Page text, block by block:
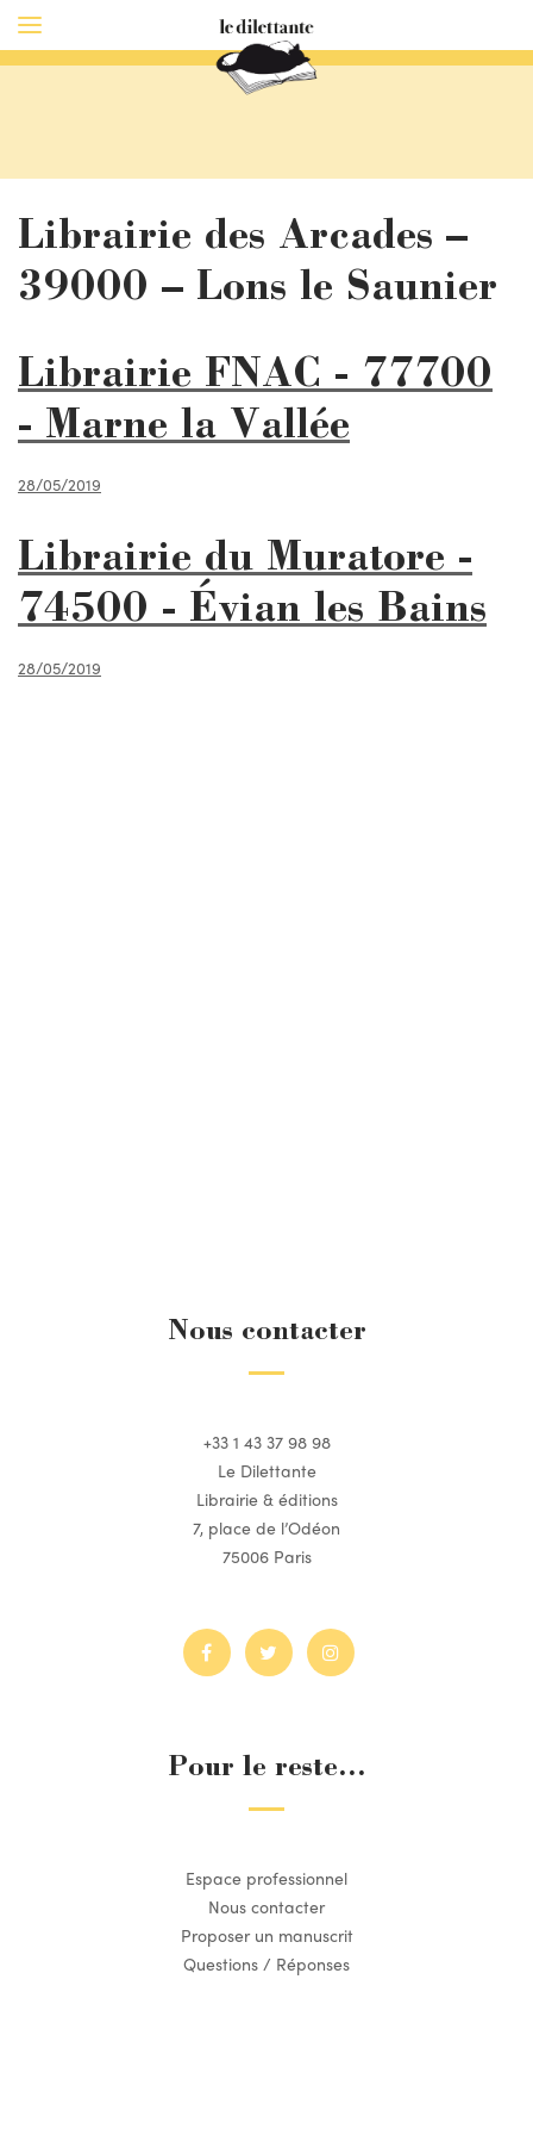
Librairie des Arcades –
39000 – Lons le Saunier
Librairie FNAC - 77700
- Marne la Vallée
28/05/2019
Librairie du Muratore -
74500 - Évian les Bains
28/05/2019
Nous contacter
+33 1 43 37 98 98
Le Dilettante
Librairie & éditions
7, place de l’Odéon
75006 Paris
Pour le reste...
Espace professionnel
Nous contacter
Proposer un manuscrit
Questions / Réponses